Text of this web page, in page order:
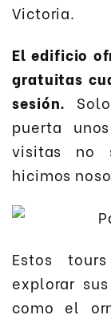
Victoria.
El edificio
gratuitas
sesión.
puerta
visitas no
hicimos
Estos
explorar
como el